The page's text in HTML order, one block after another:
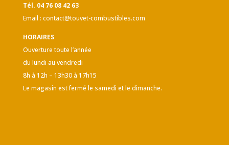
Tél. 04 76 08 42 63
Email : contact@touvet-combustibles.com
HORAIRES
Ouverture toute l’année
du lundi au vendredi
8h à 12h – 13h30 à 17h15
Le magasin est fermé le samedi et le dimanche.